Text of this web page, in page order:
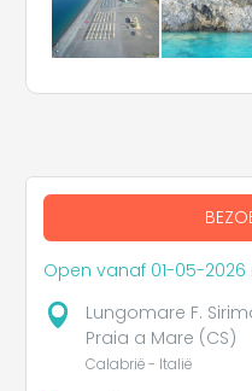
Open vanaf 01-05-
Lungomare F.
Praia a Mare (CS)
Calabrië - Italië